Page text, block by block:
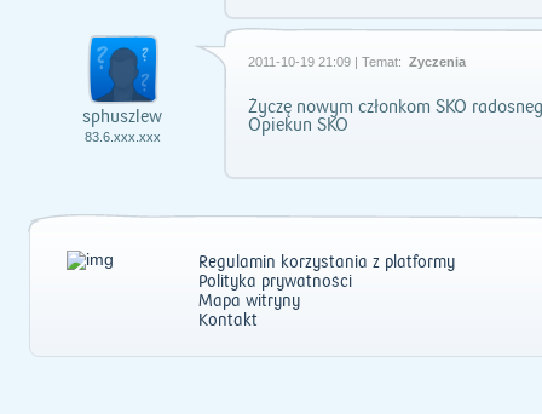
sphuszlew
83.6.xxx.xxx
2011-10-19 21:09 | Temat: Życzenia
Życzę nowym członkom SKO
Opiekun SKO
Regulamin korzystania z platformy
Polityka prywatności
Mapa witryny
Kontakt